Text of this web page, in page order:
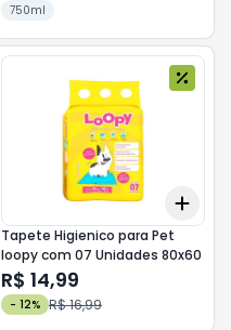
750ml
Add
Tapete Higienico para Pet
loopy com 07 Unidades 80x60
R$ 14,99
- 12% R$ 16,99